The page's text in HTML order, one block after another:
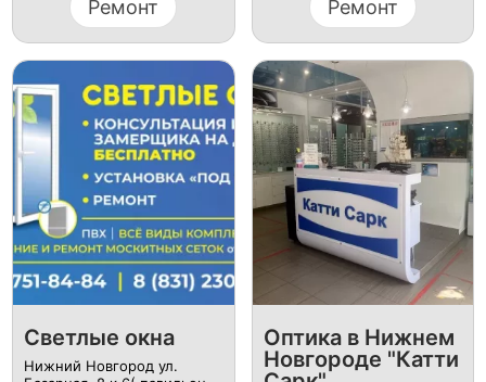
Ремонт Ремонт
Светлые окна
Нижний Новгород ул.
Оптика в Нижнем
Новгороде "Катти